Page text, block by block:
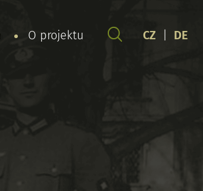
O projektu CZ DE